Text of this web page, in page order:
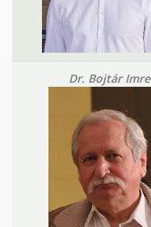
Dr. Bojtár Imre